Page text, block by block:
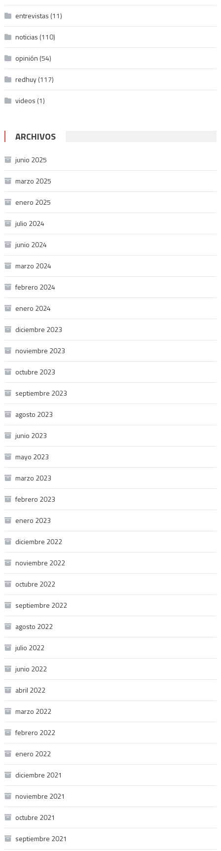
entrevistas (11)
noticias (110)
opinión (54)
redhuy(117)
videos (1)
ARCHIVOS
junio 2025
marzo 2025
enero 2025
julio 2024
junio 2024
marzo 2024
febrero 2024
enero 2024
diciembre 2023
noviembre 2023
octubre 2023
septiembre 2023
agosto 2023
junio 2023
mayo 2023
marzo 2023
febrero 2023
enero 2023
diciembre 2022
noviembre 2022
octubre 2022
septiembre 2022
agosto 2022
julio 2022
junio 2022
abril 2022
marzo 2022
febrero 2022
enero 2022
diciembre 2021
noviembre 2021
octubre 2021
septiembre 2021